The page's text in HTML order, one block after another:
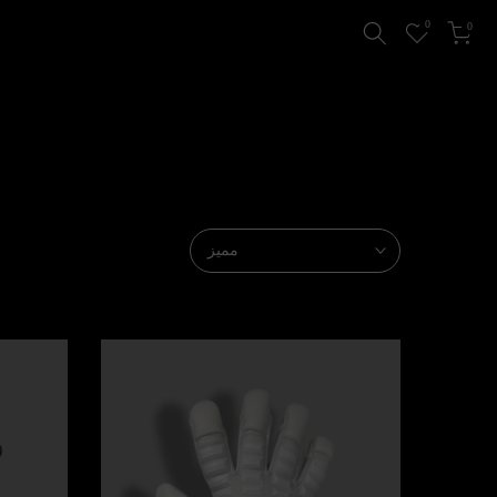
0 0
مميز